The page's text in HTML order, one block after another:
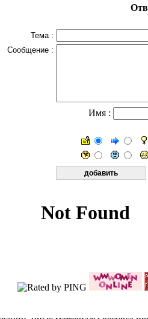
Тема :
Сообщение :
Имя :